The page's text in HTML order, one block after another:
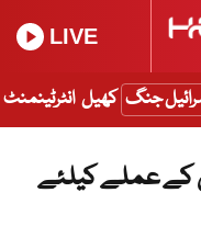
LIVE
جنگ کھیل انٹرٹینمنٹ
کے عملے کیلئے